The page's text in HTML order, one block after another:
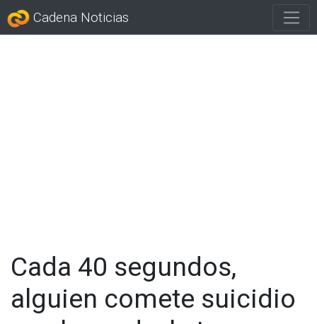
Cadena Noticias
Cada 40 segundos,
alguien comete suicidio